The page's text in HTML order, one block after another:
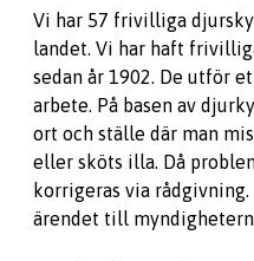
Vi har 57 frivilliga
landet. Vi har haft
sedan år 1902. De utför
arbete. På basen av
ort och ställe där man
eller sköts illa. Då
korrigeras via
ärendet till